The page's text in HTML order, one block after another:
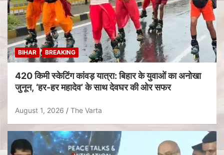
BIHAR BREAKING
420 किमी स्केटिंग कांवड़ यात्रा: बिहार के युवाओं का अनोखा
जुनून, ‘हर-हर महादेव’ के साथ देवघर की ओर सफर
August 1, 2026 The Varta